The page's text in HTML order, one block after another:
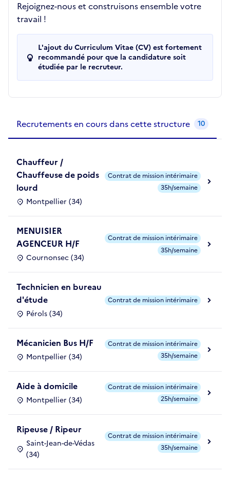
Rejoignez-nous et construisons ensemble votre
travail !
L'ajout du Curriculum Vitae (CV) est fortement
recommandé pour que la candidature soit
étudiée par le recruteur.
Recrutements en cours dans cette structure 10
Chauffeur /
Chauffeuse de poids
lourd
Montpellier (34)
Contrat de mission intérimaire
35h/semaine
MENUISIER
AGENCEUR H/F
Cournonsec (34)
Contrat de mission intérimaire
35h/semaine
Technicien en bureau
d'étude
Pérols (34)
Contrat de mission intérimaire
Mécanicien Bus H/F
Montpellier (34)
Contrat de mission intérimaire
35h/semaine
Aide à domicile
Montpellier (34)
Contrat de mission intérimaire
25h/semaine
Ripeuse / Ripeur
Saint-Jean-de-Védas
(34)
Contrat de mission intérimaire
35h/semaine